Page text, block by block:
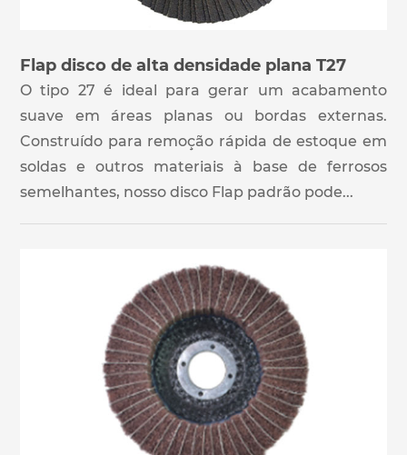
Flap disco de alta densidade plana T27
O tipo 27 é ideal para gerar um acabamento
suave em áreas planas ou bordas externas.
Construído para remoção rápida de estoque em
soldas e outros materiais à base de ferrosos
semelhantes, nosso disco Flap padrão pode...